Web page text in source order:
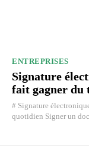
ENTREPRISES
Signature
fait gagner du
# Signature
quotidien Signer un